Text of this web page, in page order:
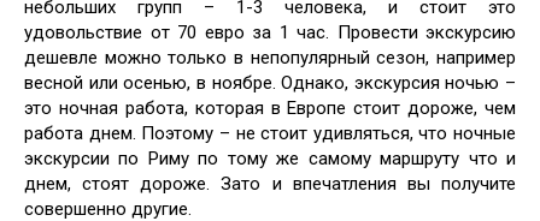
небольших групп – 1-3 человека, и стоит это
удовольствие от 70 евро за 1 час. Провести экскурсию
дешевле можно только в непопулярный сезон, например
весной или осенью, в ноябре. Однако, экскурсия ночью –
это ночная работа, которая в Европе стоит дороже, чем
работа днем. Поэтому – не стоит удивляться, что ночные
экскурсии по Риму по тому же самому маршруту что и
днем, стоят дороже. Зато и впечатления вы получите
совершенно другие.